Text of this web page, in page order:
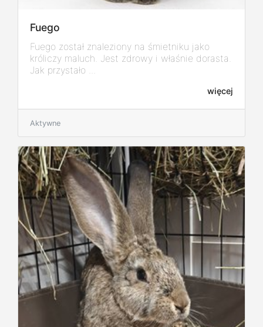
Fuego
Fuego został znaleziony na śmietniku jako
króliczy maluch. Jest zdrowy i właśnie dorasta.
Jak przystało ...
więcej
Aktywne